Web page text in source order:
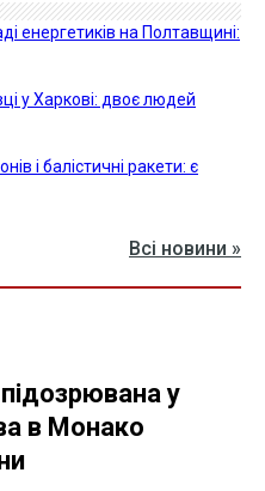
енергетиків на Полтавщині:
у Харкові: двоє людей
і балістичні ракети: є
Всі новини »
у
в Монако